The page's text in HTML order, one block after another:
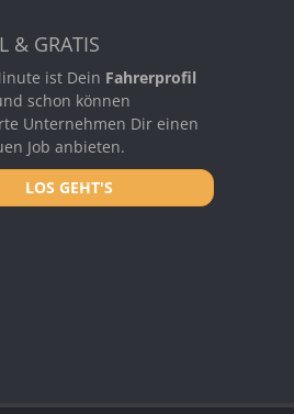
& GRATIS
ist Dein Fahrerprofil
schon können
Unternehmen Dir einen
Job anbieten.
LOS GEHT'S